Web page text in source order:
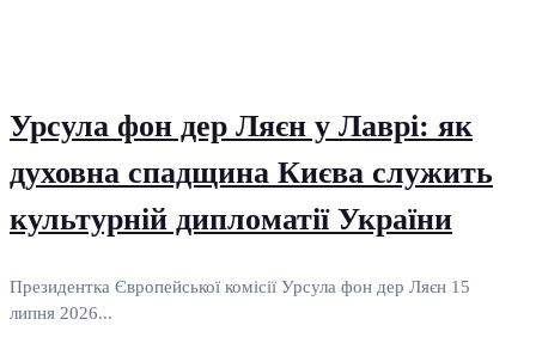
Урсула фон дер Ляєн у Лаврі: як
духовна спадщина Києва служить
культурній дипломатії України
Президентка Європейської комісії Урсула фон дер Ляєн 15
липня 2026...